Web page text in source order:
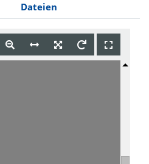
Dateien